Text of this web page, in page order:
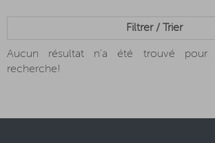
Filtrer / Trier
Aucun résultat n'a été trouvé pour
recherche!